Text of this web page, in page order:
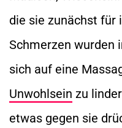
die sie zunächst für
Schmerzen wurden
sich auf eine
Unwohlsein zu
etwas gegen sie